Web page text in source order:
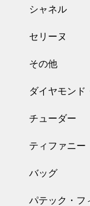
シャネル
セリーヌ
その他
ダイヤモンド
チューダー
ティファニー
バッグ
パテック・フ